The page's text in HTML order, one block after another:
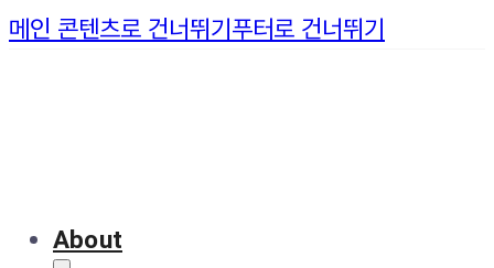
메인 콘텐츠로 건너뛰기푸터로 건너뛰기
About